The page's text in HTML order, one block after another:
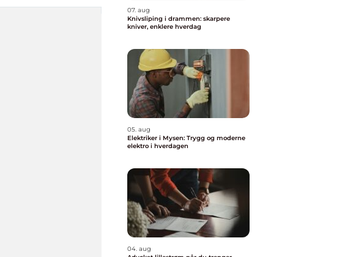
07. aug
Knivsliping i drammen: skarpere
kniver, enklere hverdag
05. aug
Elektriker i Mysen: Trygg og moderne
elektro i hverdagen
04. aug